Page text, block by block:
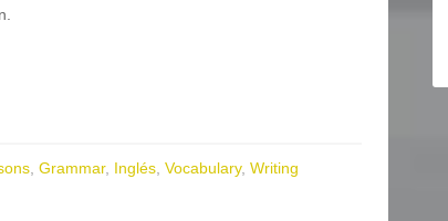
Grammar, Inglés Vocabulary, Writing